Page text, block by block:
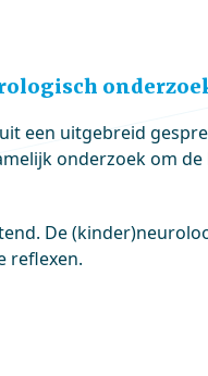
een uitgebreid
onderzoek om
De
reflexen.